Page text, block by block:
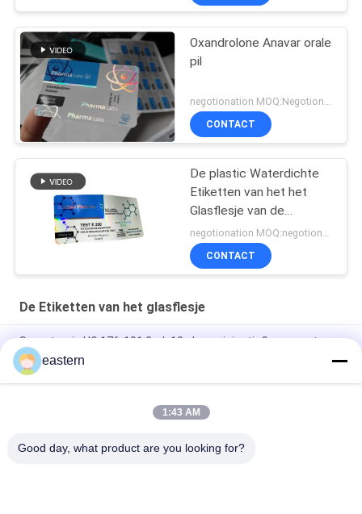
Oxandrolone Anavar orale
pil
negotionation MOQ:Negotionation
CONTACT
De plastic Waterdichte
Etiketten van het het
Glasflesje van de
Hologramtest euro 250negotionation MOQ:negotionation
CONTACT
De Etiketten van het glasflesje
Somatropin HG 176-191 2mlx10 glazen injectieflacon met
etiketten
tren-acetaatflacon Flaconlabels met volledige set paer-
eastern
1:43 AM
Good day, what product are you looking for?